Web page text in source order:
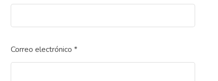
Correo electrónico*